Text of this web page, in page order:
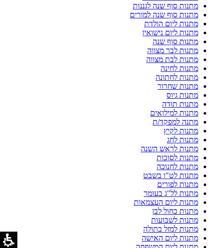
מתנות סוף שנה לגננות
מתנות סוף שנה למורים
מתנות ליום הולדת
מתנות ליום נישואין
מתנות סוף שנה
מתנות לבר מצווה
מתנות לבת מצווה
מתנות לחינה
מתנות לחתונה
מתנות שחרור
מתנות גיוס
מתנות תודה
מתנות למילואים
מתנה למפקד/ת
מתנות לקיץ
מתנות לחג
מתנות לראש השנה
מתנות לסוכות
מתנות לחנוכה
מתנות לט"ו בשבט
מתנות לפורים
מתנות לל"ג בעומר
מתנות ליום העצמאות
מתנות כחול לבן
מתנות לשבועות
מתנות למזל בתולה
מתנות ליום האישה